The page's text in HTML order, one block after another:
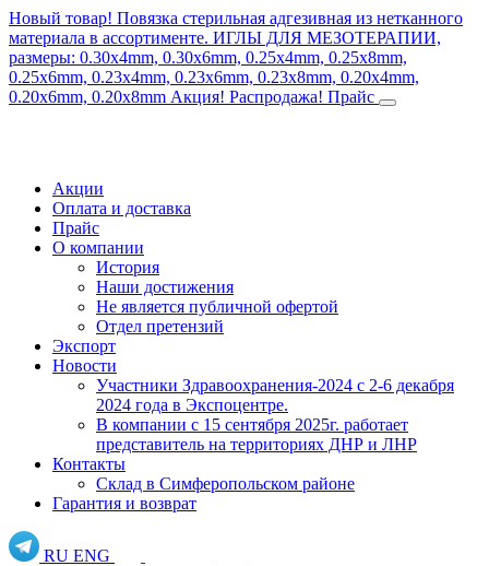
Новый товар! Повязка стерильная адгезивная из нетканного
материала в ассортименте. ИГЛЫ ДЛЯ МЕЗОТЕРАПИИ,
размеры: 0.30x4mm, 0.30x6mm, 0.25x4mm, 0.25x8mm,
0.25x6mm, 0.23x4mm, 0.23x6mm, 0.23x8mm, 0.20x4mm,
0.20x6mm, 0.20x8mm Акция! Распродажа! Прайс
Акции
Оплата и доставка
Прайс
О компании
История
Наши достижения
Не является публичной офертой
Отдел претензий
Экспорт
Новости
Участники Здравоохранения-2024 с 2-6 декабря
2024 года в Экспоцентре.
В компании с 15 сентября 2025г. работает
представитель на территориях ДНР и ЛНР
Контакты
Склад в Симферопольском районе
Гарантия и возврат
RU ENG